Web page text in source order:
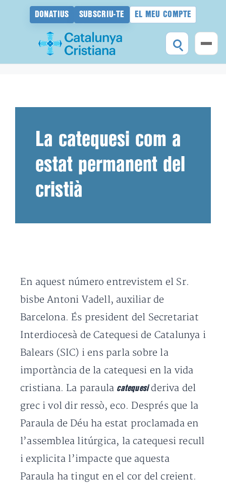
DONATIUS SUBSCRIU-TE EL MEU COMPTE
La catequesi com a
estat permanent del
cristià
En aquest número entrevistem el Sr.
bisbe Antoni Vadell, auxiliar de
Barcelona. És president del Secretariat
Interdiocesà de Catequesi de Catalunya i
Balears (SIC) i ens parla sobre la
importància de la catequesi en la vida
cristiana. La paraula catequesi deriva del
grec i vol dir ressò, eco. Després que la
Paraula de Déu ha estat proclamada en
l’assemblea litúrgica, la catequesi recull
i explicita l’impacte que aquesta
Paraula ha tingut en el cor del creient.